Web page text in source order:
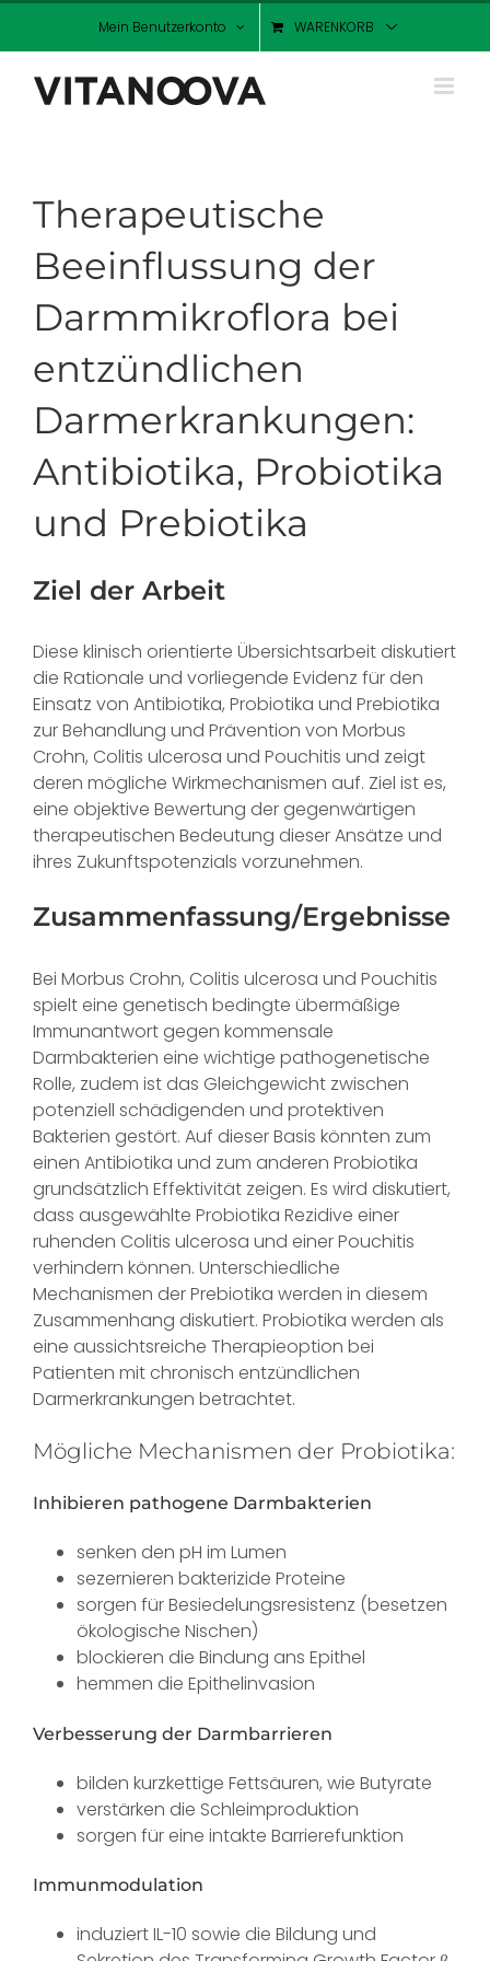
Zum
Mein Benutzerkonto WARENKORB
Therapeutische
Beeinflussung der
Darmmikroflora bei
entzündlichen
Darmerkrankungen:
Antibiotika, Probiotika
und Prebiotika
Ziel der Arbeit
Diese klinisch orientierte Übersichtsarbeit diskutiert
die Rationale und vorliegende Evidenz für den
Einsatz von Antibiotika, Probiotika und Prebiotika
zur Behandlung und Prävention von Morbus
Crohn, Colitis ulcerosa und Pouchitis und zeigt
deren mögliche Wirkmechanismen auf. Ziel ist es,
eine objektive Bewertung der gegenwärtigen
therapeutischen Bedeutung dieser Ansätze und
ihres Zukunftspotenzials vorzunehmen.
Zusammenfassung/Ergebnisse
Bei Morbus Crohn, Colitis ulcerosa und Pouchitis
spielt eine genetisch bedingte übermäßige
Immunantwort gegen kommensale
Darmbakterien eine wichtige pathogenetische
Rolle, zudem ist das Gleichgewicht zwischen
potenziell schädigenden und protektiven
Bakterien gestört. Auf dieser Basis könnten zum
einen Antibiotika und zum anderen Probiotika
grundsätzlich Effektivität zeigen. Es wird diskutiert,
dass ausgewählte Probiotika Rezidive einer
ruhenden Colitis ulcerosa und einer Pouchitis
verhindern können. Unterschiedliche
Mechanismen der Prebiotika werden in diesem
Zusammenhang diskutiert. Probiotika werden als
eine aussichtsreiche Therapieoption bei
Patienten mit chronisch entzündlichen
Darmerkrankungen betrachtet.
Mögliche Mechanismen der Probiotika:
Inhibieren pathogene Darmbakterien
senken den pH im Lumen
sezernieren bakterizide Proteine
sorgen für Besiedelungsresistenz (besetzen
ökologische Nischen)
blockieren die Bindung ans Epithel
hemmen die Epithelinvasion
Verbesserung der Darmbarrieren
bilden kurzkettige Fettsäuren, wie Butyrate
verstärken die Schleimproduktion
sorgen für eine intakte Barrierefunktion
Immunmodulation
induziert IL-10 sowie die Bildung und